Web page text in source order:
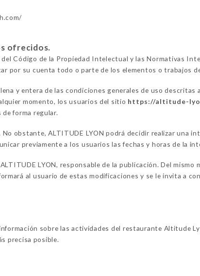
ofrecidos.
Código de la Propiedad Intelectual y las Normativas
por su cuenta todo o parte de los elementos o trabajos
y entera de las condiciones generales de uso descritas
momento, los usuarios del sitio https://altitude-
forma regular.
obstante, ALTITUDE LYON podrá decidir realizar una
previamente a los usuarios las fechas y horas de la
LYON, responsable de la publicación. Del mismo
al usuario de estas modificaciones y se le invita a
sobre las actividades del restaurante Altitude
precisa posible.